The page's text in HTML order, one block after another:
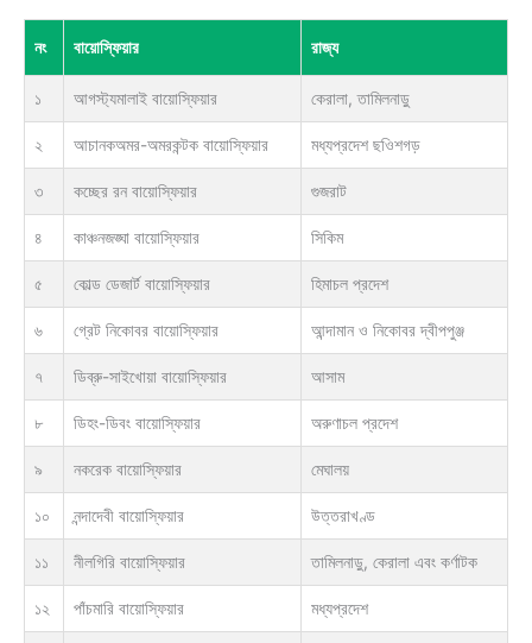
নং বায়োস্ফিয়ার রাজ্য
১ আগস্ট্যমালাই বায়োস্ফিয়ার কেরালা, তামিলনাড়ু
২ আচানকঅমর-অমরকন্টক বায়োস্ফিয়ার মধ্যপ্রদেশ ছওিশগড়
৩ কচ্ছের রন বায়োস্ফিয়ার গুজরাট
৪ কাঞ্চনজঙ্ঘা বায়োস্ফিয়ার সিকিম
৫ কোল্ড ডেজার্ট বায়োস্ফিয়ার হিমাচল প্রদেশ
৬ গ্রেট নিকোবর বায়োস্ফিয়ার আন্দামান ও নিকোবর দ্বীপপুঞ্জ
৭ ডিব্রু-সাইখোয়া বায়োস্ফিয়ার আসাম
৮ ডিহং-ডিবং বায়োস্ফিয়ার অরুণাচল প্রদেশ
৯ নকরেক বায়োস্ফিয়ার মেঘালয়
১০ নন্দাদেবী বায়োস্ফিয়ার উত্তরাখণ্ড
১১ নীলগিরি বায়োস্ফিয়ার তামিলনাড়ু, কেরালা এবং কর্ণাটক
১২ পাঁচমারি বায়োস্ফিয়ার মধ্যপ্রদেশ